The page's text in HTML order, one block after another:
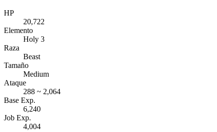
HP
20,722
Elemento
Holy 3
Raza
Beast
Tamaño
Medium
Ataque
288 ~ 2,064
Base Exp.
6,240
Job Exp.
4,004